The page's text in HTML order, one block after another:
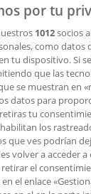
y de
en el mapa
en la
por tu
1012socios
como datos
tu dispositivo. Si
que las
se muestran en
datos para
tu
los
que ves podrían
volver a acceder
el
el enlace